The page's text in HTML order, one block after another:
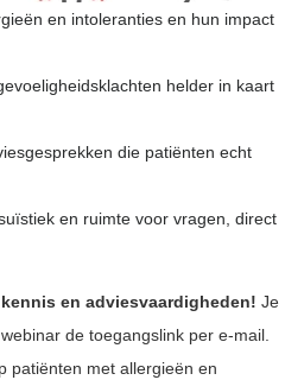
en intoleranties en hun impact
helder in kaart
die patiënten echt
en ruimte voor vragen, direct
en adviesvaardigheden! Je
de toegangslink per e-mail.
patiënten met allergieën en